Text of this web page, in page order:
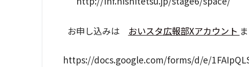
お申し込みは おいスタ広報部Xアカウント
https://docs.google.com/forms/d/e/